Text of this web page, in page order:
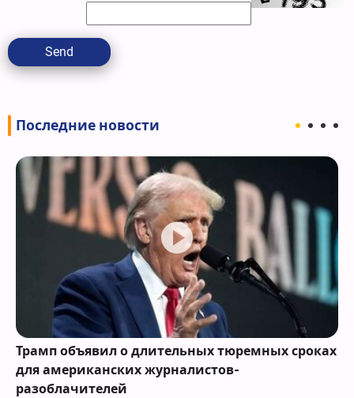
Send
Последние новости
Трамп объявил о длительных тюремных сроках
для американских журналистов-
разоблачителей